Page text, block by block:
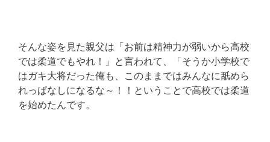
そんな姿を見た親父は「お前は精神力が弱いから高校
では柔道でもやれ！」と言われて、「そうか小学校で
はガキ大将だった俺も、このままではみんなに舐めら
れっぱなしになるな～！！ということで高校では柔道
を始めたんです。